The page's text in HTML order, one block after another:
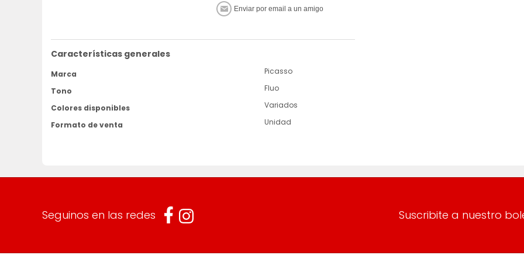
Características generales
Marca
Picasso
Tono
Fluo
Colores disponibles
Variados
Formato de venta
Unidad
Seguinos en las redes Suscribite a nuestro